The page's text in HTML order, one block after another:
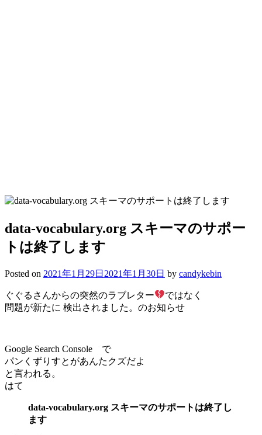
data-vocabulary.org スキーマのサポー
トは終了します
Posted on 2021年1月29日 2021年1月30日 by candykebin
ぐぐるさんからの突然のラブレター
ではなく
問題が新たに 検出されました。のお知らせ
Google Search Console で
パンくずりすとがあんたクズだよ
と言われる。
はて
data-vocabulary.org スキーマのサポートは終了し
ます